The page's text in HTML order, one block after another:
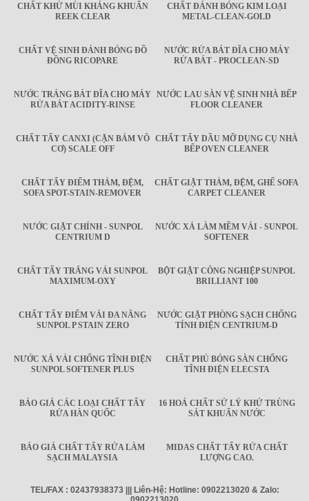
CHẤT KHỬ MÙI KHÁNG KHUẨN
REEK CLEAR
CHẤT ĐÁNH BÓNG KIM LOẠI
METAL-CLEAN-GOLD
CHẤT VỆ SINH ĐÁNH BÓNG ĐỒ
ĐỒNG RICOPARE
NƯỚC RỬA BÁT ĐĨA CHO MÁY
RỬA BÁT - PROCLEAN-SD
NƯỚC TRÁNG BÁT ĐĨA CHO MÁY
RỬA BÁT ACIDITY-RINSE
NƯỚC LAU SÀN VỆ SINH NHÀ BẾP
FLOOR CLEANER
CHẤT TẨY CANXI (CẶN BÁM VÔ
CƠ) SCALE OFF
CHẤT TẨY DẦU MỠ DỤNG CỤ NHÀ
BẾP OVEN CLEANER
CHẤT TẨY ĐIỂM THẢM, ĐỆM,
SOFA SPOT-STAIN-REMOVER
CHẤT GIẶT THẢM, ĐỆM, GHẾ SOFA
CARPET CLEANER
NƯỚC GIẶT CHÍNH - SUNPOL
CENTRIUM D
NƯỚC XẢ LÀM MỀM VẢI - SUNPOL
SOFTENER
CHẤT TẨY TRẮNG VẢI SUNPOL
MAXIMUM-OXY
BỘT GIẶT CÔNG NGHIỆP SUNPOL
BRILLIANT 100
CHẤT TẨY ĐIỂM VẢI ĐA NĂNG
SUNPOL P STAIN ZERO
NƯỚC GIẶT PHÒNG SẠCH CHỐNG
TÍNH ĐIỆN CENTRIUM-D
NƯỚC XẢ VẢI CHỐNG TĨNH ĐIỆN
SUNPOL SOFTENER PLUS
CHẤT PHỦ BÓNG SÀN CHỐNG
TĨNH ĐIỆN ELECSTA
BÁO GIÁ CÁC LOẠI CHẤT TẨY
RỬA HÀN QUỐC
16 HOÁ CHẤT SỬ LÝ KHỬ TRÙNG
SÁT KHUẨN NƯỚC
BÁO GIÁ CHẤT TẨY RỬA LÀM
SẠCH MALAYSIA
MIDAS CHẤT TẨY RỬA CHẤT
LƯỢNG CAO.
TEL/FAX : 02437938373 ||| Liên-Hệ: Hotline: 0902213020 & Zalo: